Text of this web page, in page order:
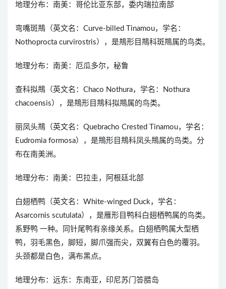
地理分布：南美：哥伦比亚东部，委内瑞拉南部
弯嘴斑䳍（英文名：Curve-billed Tinamou，学名：
Nothoprocta curvirostris），是䳍形目䳍科斑䳍属的鸟类。
地理分布：南美：厄瓜多尔，秘鲁
查科拟䳍（英文名：Chaco Nothura，学名：Nothura
chacoensis），是䳍形目䳍科拟䳍属的鸟类。
丽凤头䳍（英文名：Quebracho Crested Tinamou，学名：
Eudromia formosa），是䳍形目䳍科凤头䳍属的鸟类。分
布在南美洲。
地理分布：南美：巴拉圭，阿根廷北部
白翅栖鸭（英文名：White-winged Duck，学名：
Asarcornis scutulata），是雁形目鸭科白翅栖鸭属的鸟类。
系野鸭 一种。同针尾鸭有亲缘关系。白翅栖鸭属大型栖
鸭，羽毛黑色，脚短，脚爪强而尖，双翼有白色的覆羽。
头颈都是白色，满布黑点。
地理分布：远东：东南亚，印尼苏门答腊岛